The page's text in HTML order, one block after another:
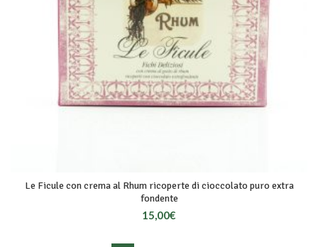
Le Ficule con crema al Rhum ricoperte di cioccolato puro extra
fondente
15,00€